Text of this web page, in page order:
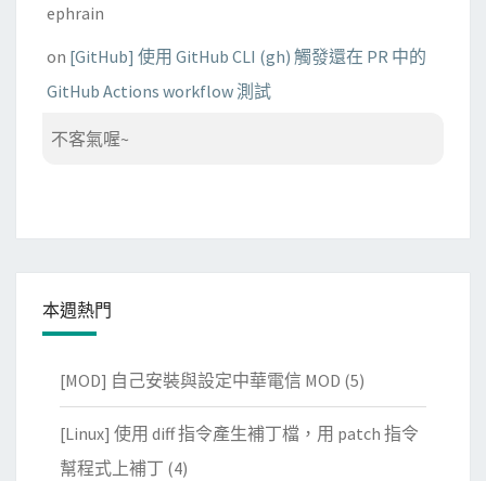
ephrain
on [GitHub] 使用 GitHub CLI (gh) 觸發還在 PR 中的
GitHub Actions workflow 測試
不客氣喔~
本週熱門
[MOD] 自己安裝與設定中華電信 MOD (5)
[Linux] 使用 diff 指令產生補丁檔，用 patch 指令
幫程式上補丁 (4)